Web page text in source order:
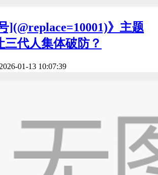
](@replace=10001)》主题
三代人集体破防？
01-13 10:07:39